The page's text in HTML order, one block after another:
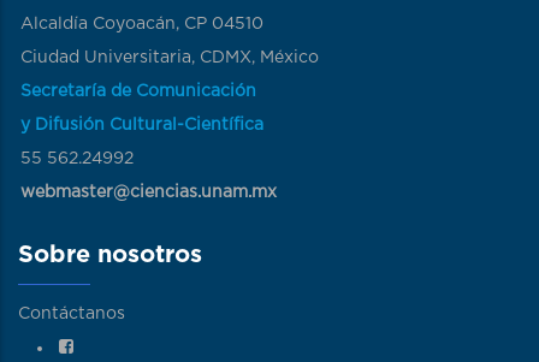
Alcaldía Coyoacán, CP 04510
Ciudad Universitaria, CDMX, México
Secretaría de Comunicación
y Difusión Cultural-Científica
55 562.24992
webmaster@ciencias.unam.mx
Sobre nosotros
Contáctanos